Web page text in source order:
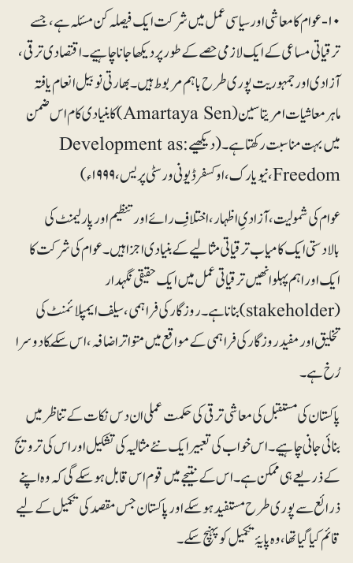
۱۰- عوام کا معاشی اور سیاسی عمل میں شرکت ایک فیصلہ کن مسئلہ ہے، جسے
ترقیاتی مساعی کے ایک لازمی حصے کے طور پر دیکھا جانا چاہیے۔ اقتصادی ترقی،
آزادی اور جمہوریت پوری طرح باہم مربوط ہیں۔ بھارتی نوبیل انعام یافتہ
ماہرمعاشیات امریتاسین (Amartaya Sen) کا بنیادی کام اس ضمن
میں بہت مناسبت رکھتا ہے۔ (دیکھیے: Development as
Freedom، نیویارک، اوکسفرڈ یونی ورسٹی پریس، ۱۹۹۹ء)
عوام کی شمولیت، آزادیِ اظہار ، اختلافِ رائے اور تنظیم اور پارلیمنٹ کی
بالادستی ایک کامیاب ترقیاتی مثالیے کے بنیادی اجزا ہیں۔ عوام کی شرکت کا
ایک اور اہم پہلو انھیں ترقیاتی عمل میں ایک حقیقی نگہدار
(stakeholder) بناناہے۔ روزگار کی فراہمی، سیلف ایمپلائمنٹ کی
تخلیق اور مفید روزگار کی فراہمی کے مواقع میں متواتر اضافہ، اس سکّے کا دوسرا
رُخ ہے۔
پاکستان کی مستقبل کی معاشی ترقی کی حکمت عملی ان دس نکات کے تناظر میں
بنائی جانی چاہیے۔ اس خواب کی تعبیر ایک نئے مثالیہ کی تشکیل اور اس کی ترویج
کے ذریعے ہی ممکن ہے۔ اس کے نتیجے میں قوم اس قابل ہوسکے گی کہ وہ اپنے
ذرائع سے پوری طرح مستفید ہوسکے اور پاکستان جس مقصد کی تکمیل کے لیے
قائم کیا گیا تھا، وہ پایۂ تکمیل کو پہنچ سکے۔